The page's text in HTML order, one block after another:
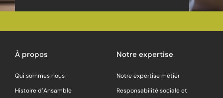
À propos
Qui sommes nous
Histoire d’Ansamble
Notre expertise
Notre expertise métier
Responsabilité sociale et